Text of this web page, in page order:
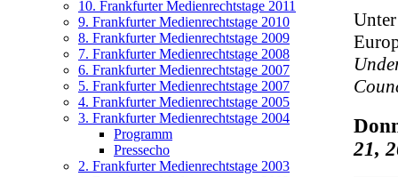
10. Frankfurter Medienrechtstage 2011
9. Frankfurter Medienrechtstage 2010
8. Frankfurter Medienrechtstage 2009
7. Frankfurter Medienrechtstage 2008
6. Frankfurter Medienrechtstage 2007
5. Frankfurter Medienrechtstage 2007
4. Frankfurter Medienrechtstage 2005
3. Frankfurter Medienrechtstage 2004
Programm
Pressecho
2. Frankfurter Medienrechtstage 2003
21,